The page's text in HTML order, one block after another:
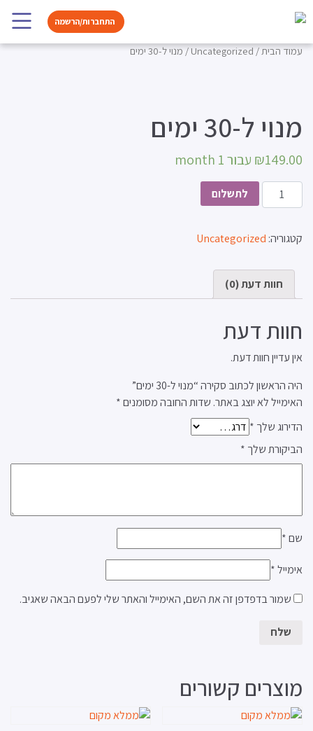
התחברות/הרשמה
עמוד הבית/
Uncategorized/ מנוי ל-30 ימים
מנוי ל-30 ימים
₪149.00 עבור 1 month
כמות של מנוי ל-30 ימיםלתשלום
קטגוריה: Uncategorized
חוות דעת (0)
חוות דעת
אין עדיין חוות דעת.
היה הראשון לכתוב סקירה “מנוי ל-30 ימים”
האימייל לא יוצג באתר. שדות החובה מסומנים*
הדירוג שלך *
הביקורת שלך *
שם*
אימייל*
שמור בדפדפן זה את השם, האימייל והאתר שלי לפעם הבאה שאגיב.
מוצרים קשורים